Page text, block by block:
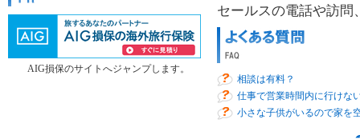
AIG損保のサイトへジャンプします。
セールスの電話や訪問
相談は有料？
仕事で営業時間内に行けな
小さな子供がいるので家を